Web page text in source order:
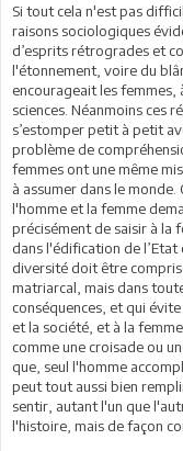
Si tout cela n'est pas
raisons sociologiques
d’esprits rétrogrades et
l'étonnement, voire du
encourageait les femmes,
sciences. Néanmoins ces
s’estomper petit à petit
problème de
femmes ont une même
à assumer dans le
l'homme et la femme
précisément de saisir à la
dans l'édification de
diversité doit être
matriarcal, mais dans
conséquences, et qui
et la société, et à la
comme une croisade ou
que, seul l'homme
peut tout aussi bien
sentir, autant l'un que
l'histoire, mais de façon